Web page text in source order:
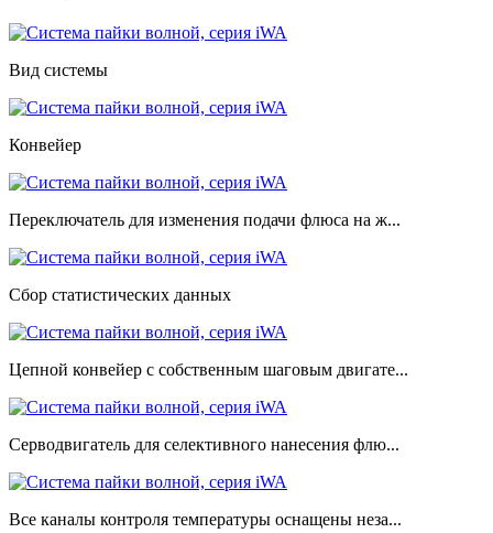
Вид системы
Конвейер
Переключатель для изменения подачи флюса на ж...
Сбор статистических данных
Цепной конвейер с собственным шаговым двигате...
Серводвигатель для селективного нанесения флю...
Все каналы контроля температуры оснащены неза...